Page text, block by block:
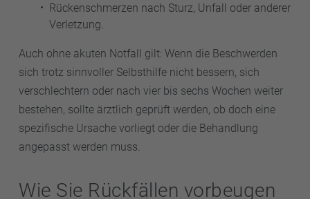
Rückenschmerzen nach Sturz, Unfall oder anderer
Verletzung.
Auch ohne akuten Notfall gilt: Wenn die Beschwerden
sich trotz sinnvoller Selbsthilfe nicht bessern, sich
verschlechtern oder nach vier bis sechs Wochen weiter
bestehen, sollte ärztlich geprüft werden, ob doch eine
spezifische Ursache vorliegt oder die Behandlung
angepasst werden muss.
Wie Sie Rückfällen vorbeugen